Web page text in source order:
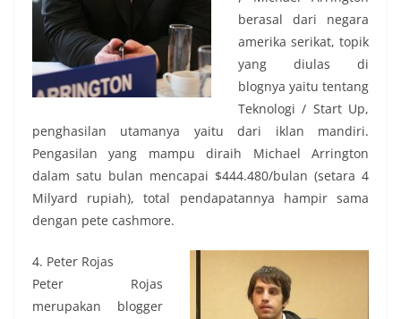
berasal dari negara
amerika serikat, topik
yang diulas di
blognya yaitu tentang
Teknologi / Start Up,
penghasilan utamanya yaitu dari iklan mandiri.
Pengasilan yang mampu diraih Michael Arrington
dalam satu bulan mencapai $444.480/bulan (setara 4
Milyard rupiah), total pendapatannya hampir sama
dengan pete cashmore.
4. Peter Rojas
Peter Rojas
merupakan blogger